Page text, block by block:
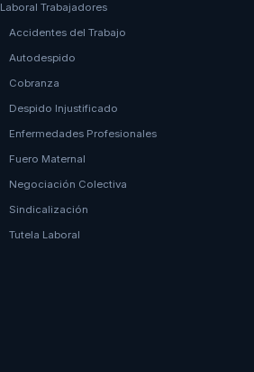
Laboral Trabajadores
Accidentes del Trabajo
Autodespido
Cobranza
Despido Injustificado
Enfermedades Profesionales
Fuero Maternal
Negociación Colectiva
Sindicalización
Tutela Laboral